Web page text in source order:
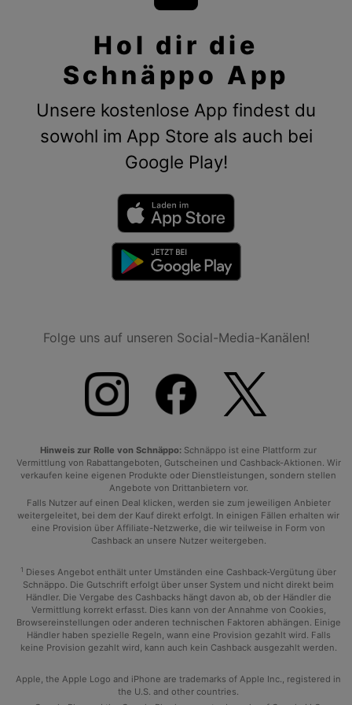
Hol dir die
Schnäppo App
Unsere kostenlose App findest du
sowohl im App Store als auch bei
Google Play!
Folge uns auf unseren Social-Media-Kanälen!
Hinweis zur Rolle von Schnäppo: Schnäppo ist eine Plattform zur
Vermittlung von Rabattangeboten, Gutscheinen und Cashback-Aktionen. Wir
verkaufen keine eigenen Produkte oder Dienstleistungen, sondern stellen
Angebote von Drittanbietern vor.
Falls Nutzer auf einen Deal klicken, werden sie zum jeweiligen Anbieter
weitergeleitet, bei dem der Kauf direkt erfolgt. In einigen Fällen erhalten wir
eine Provision über Affiliate-Netzwerke, die wir teilweise in Form von
Cashback an unsere Nutzer weitergeben.
1 Dieses Angebot enthält unter Umständen eine Cashback-Vergütung über
Schnäppo. Die Gutschrift erfolgt über unser System und nicht direkt beim
Händler. Die Vergabe des Cashbacks hängt davon ab, ob der Händler die
Vermittlung korrekt erfasst. Dies kann von der Annahme von Cookies,
Browsereinstellungen oder anderen technischen Faktoren abhängen. Einige
Händler haben spezielle Regeln, wann eine Provision gezahlt wird. Falls
keine Provision gezahlt wird, kann auch kein Cashback ausgezahlt werden.
Apple, the Apple Logo and iPhone are trademarks of Apple Inc., registered in
the U.S. and other countries.